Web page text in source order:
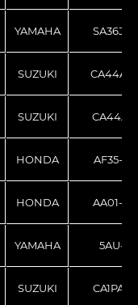
YAMAHA SA36J-
SUZUKI CA44A-
SUZUKI CA44A-
HONDA AF35-
HONDA AA01-
YAMAHA 5AU-
SUZUKI CA1PA-